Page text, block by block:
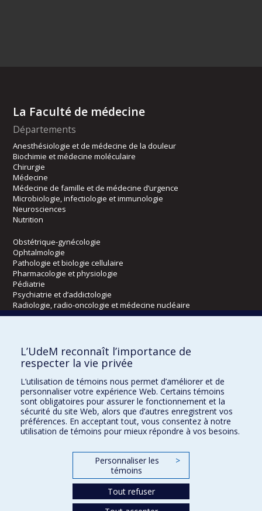
La Faculté de médecine
Départements
Anesthésiologie et de médecine de la douleur
Biochimie et médecine moléculaire
Chirurgie
Médecine
Médecine de famille et de médecine d’urgence
Microbiologie, infectiologie et immunologie
Neurosciences
Nutrition
Obstétrique-gynécologie
Ophtalmologie
Pathologie et biologie cellulaire
Pharmacologie et physiologie
Pédiatrie
Psychiatrie et d’addictologie
Radiologie, radio-oncologie et médecine nucléaire
Écoles
Kinésiologie et des sciences de l’activité physique
Orthophonie et audiologie
Réadaptation
Directions
DPC
CPASS
L’UdeM reconnaît l’importance de
respecter la vie privée
L’utilisation de témoins nous permet d’améliorer et de
personnaliser votre expérience Web. Certains témoins
sont obligatoires pour assurer le fonctionnement et la
sécurité du site Web, alors que d’autres enregistrent vos
préférences. En acceptant tout, vous consentez à notre
utilisation de témoins pour mieux répondre à vos besoins.
Personnaliser les
témoins
>
Tout refuser